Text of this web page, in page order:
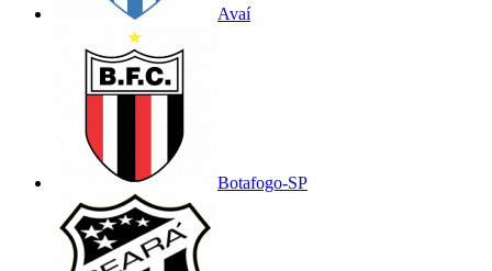
Avaí
Botafogo-SP